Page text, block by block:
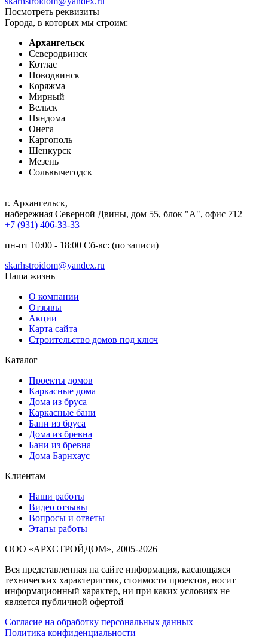
Посмотреть реквизиты
Города, в которых мы строим:
Архангельск
Северодвинск
Котлас
Новодвинск
Коряжма
Мирный
Вельск
Няндома
Онега
Каргополь
Шенкурск
Мезень
Сольвычегодск
г. Архангельск,
набережная Северной Двины, дом 55, блок "А", офис 712
+7 (931) 406-33-33
пн-пт 10:00 - 18:00 Сб-вс: (по записи)
skarhstroidom@yandex.ru
Наша жизнь
О компании
Отзывы
Акции
Карта сайта
Строительство домов под ключ
Каталог
Проекты домов
Каркасные дома
Дома из бруса
Каркасные бани
Бани из бруса
Дома из бревна
Бани из бревна
Дома Барнхаус
Клиентам
Наши работы
Видео отзывы
Вопросы и ответы
Этапы работы
ООО «АРХСТРОЙДОМ», 2005-2026
Вся представленная на сайте информация, касающаяся
технических характеристик, стоимости проектов, носит
информационный характер, ни при каких условиях не
является публичной офертой
Согласие на обработку персональных данных
Политика конфиденциальности